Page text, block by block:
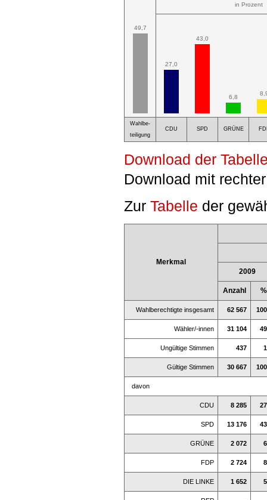
49,7
in Prozent
27,0
43,0
6,8
Wahlbe-
teiligung
CDU SPD GRÜNE
Download der
Download mit
ZurTabelle der
Merkmal
2009
Anzahl %
Wahlberechtigte insgesamt 62 567
Wähler/-innen 31 104
Ungültige Stimmen 437
Gültige Stimmen 30 667
davon
CDU 8 285
SPD 13 176
GRÜNE 2 072
FDP 2 724
DIE LINKE 1 652